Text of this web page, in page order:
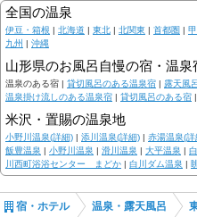
全国の温泉
伊豆・箱根 | 北海道 | 東北 | 北関東 | 首都圏 |
九州 | 沖縄
山形県のお風呂自慢の宿・温泉
温泉のある宿 | 貸切風呂のある温泉宿 | 露天風
温泉掛け流しのある温泉宿 | 貸切風呂のある宿 |
米沢・置賜の温泉地
小野川温泉(詳細) | 添川温泉(詳細) | 赤湯温泉(詳
飯豊温泉 | 小野川温泉 | 滑川温泉 | 大平温泉 |
川西町浴浴センター まどか | 白川ダム温泉 |
宿・ホテル 温泉・露天風呂